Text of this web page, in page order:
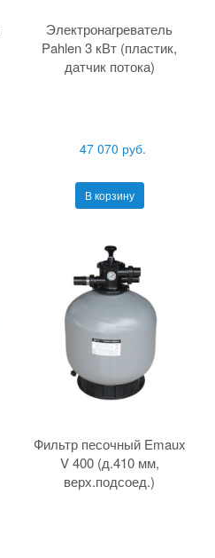
Электронагреватель
Pahlen 3 кВт (пластик,
датчик потока)
47 070 руб.
В корзину
Фильтр песочный Emaux
V 400 (д.410 мм,
верх.подсоед.)